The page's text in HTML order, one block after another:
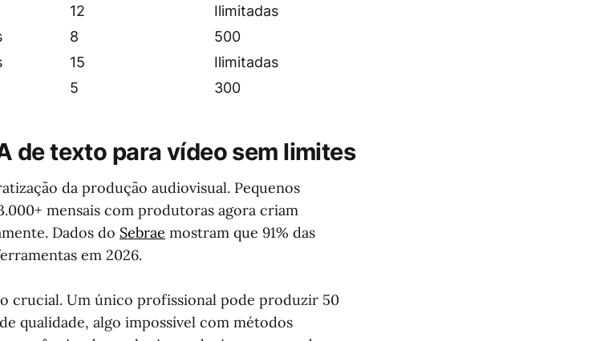
12
Ilimitadas
8
500
15
Ilimitadas
5 300
de texto para vídeo sem limites
da produção audiovisual. Pequenos
mensais com produtoras agora criam
Dados do Sebrae mostram que 91% das
em 2026.
crucial. Um único profissional pode produzir 50
qualidade, algo impossível com métodos